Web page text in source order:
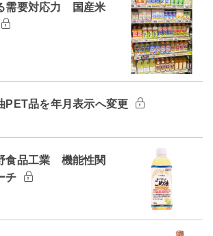
需要対応力 国産米
PET品を年月表示へ変更
食品工業 機能性関
チ